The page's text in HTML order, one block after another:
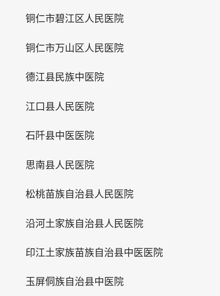
铜仁市碧江区人民医院
铜仁市万山区人民医院
德江县民族中医院
江口县人民医院
石阡县中医医院
思南县人民医院
松桃苗族自治县人民医院
沿河土家族自治县人民医院
印江土家族苗族自治县中医医院
玉屏侗族自治县中医院